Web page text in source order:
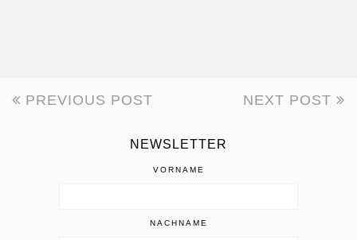
BEITRAGSNAVIGATION
PREVIOUS POST NEXT POST
NEWSLETTER
VORNAME
NACHNAME